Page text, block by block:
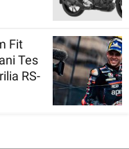
Fit
Tes
RS-